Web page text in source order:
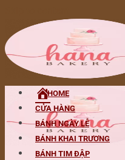
HOME
CỬA HÀNG
BÁNH NGÀY LỄ
BÁNH KHAI TRƯƠNG
BÁNH TIM ĐẬP